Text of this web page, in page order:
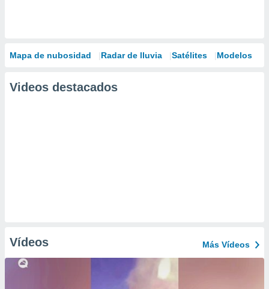
Mapa de nubosidad Radar de lluvia Satélites Modelos
Videos destacados
Vídeos Más Vídeos